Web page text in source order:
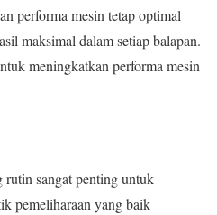
performa mesin tetap optimal
maksimal dalam setiap balapan.
meningkatkan performa mesin
rutin sangat penting untuk
pemeliharaan yang baik